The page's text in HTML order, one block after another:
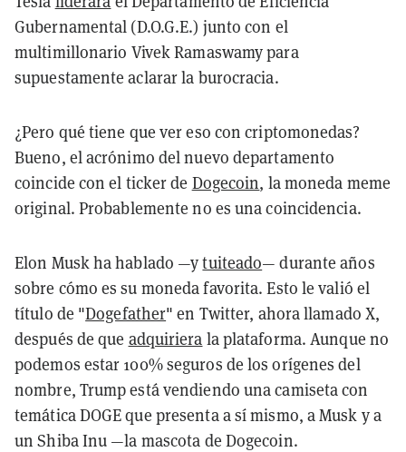
Gubernamental (D.O.G.E.) junto con el
multimillonario Vivek Ramaswamy para
supuestamente aclarar la burocracia.
¿Pero qué tiene que ver eso con criptomonedas?
Bueno, el acrónimo del nuevo departamento
coincide con el ticker de Dogecoin, la moneda meme
original. Probablemente no es una coincidencia.
Elon Musk ha hablado —ytuiteado— durante años
sobre cómo es su moneda favorita. Esto le valió el
título de "Dogefather" en Twitter, ahora llamado X,
después de que adquiriera la plataforma. Aunque no
podemos estar 100% seguros de los orígenes del
nombre, Trump está vendiendo una camiseta con
temática DOGE que presenta a sí mismo, a Musk y a
un Shiba Inu —la mascota de Dogecoin.